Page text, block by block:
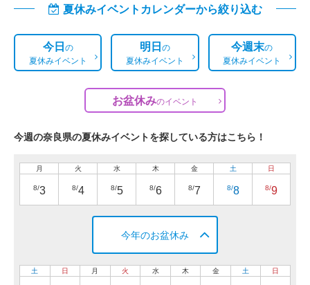
夏休みイベントカレンダーから絞り込む
今日の
夏休みイベント
明日の
夏休みイベント
今週末の
夏休みイベント
お盆休みのイベント
今週の奈良県の夏休みイベントを探している方はこちら！
月
8/3
火
8/4
水
8/5
木
8/6
金
8/7
土
8/8
日
8/9
今年のお盆休み
土 日 月 火 水 木 金 土 日